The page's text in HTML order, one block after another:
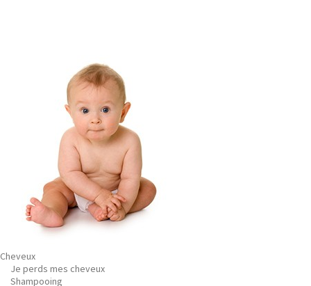
Cheveux
Je perds mes cheveux
Shampooing